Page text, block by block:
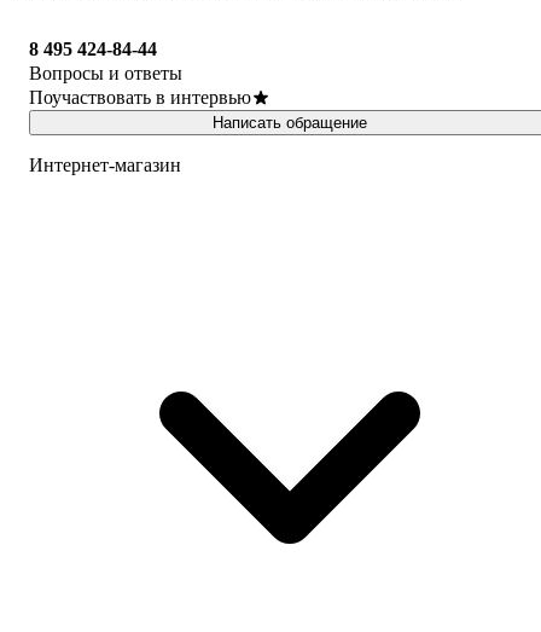
8 495 424-84-44
Вопросы и ответы
Поучаствовать в интервью
Написать обращение
Интернет-магазин